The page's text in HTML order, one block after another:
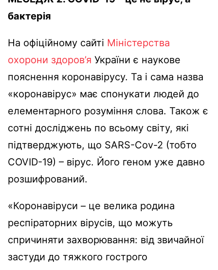
бактерія
На офіційному сайті Міністерства
охорони здоров’я України є наукове
пояснення коронавірусу. Та і сама назва
«коронавірус» має спонукати людей до
елементарного розуміння слова. Також є
сотні досліджень по всьому світу, які
підтверджують, що SARS-Cov-2 (тобто
COVID-19) – вірус. Його геном уже давно
розшифрований.
«Коронавіруси – це велика родина
респіраторних вірусів, що можуть
спричиняти захворювання: від звичайної
застуди до тяжкого гострого